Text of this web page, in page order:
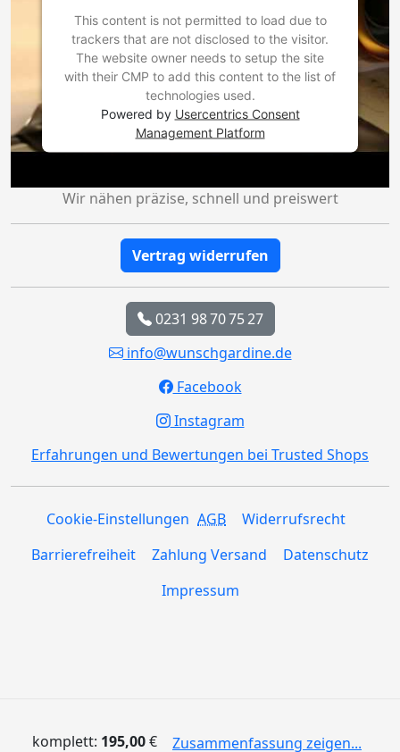
komplett: 195,00€ Zusammenfassung zeigen...
This content is not permitted to load due to
trackers that are not disclosed to the visitor.
The website owner needs to setup the site
with their CMP to add this content to the list of
technologies used.
Powered by Usercentrics Consent
Management Platform
Wir nähen präzise, schnell und preiswert
Vertrag widerrufen
0231 98 70 75 27
info@wunschgardine.de
Facebook
Instagram
Erfahrungen und Bewertungen bei Trusted Shops
Cookie-Einstellungen AGB
Widerrufsrecht
Barrierefreiheit
Zahlung Versand
Datenschutz
Impressum